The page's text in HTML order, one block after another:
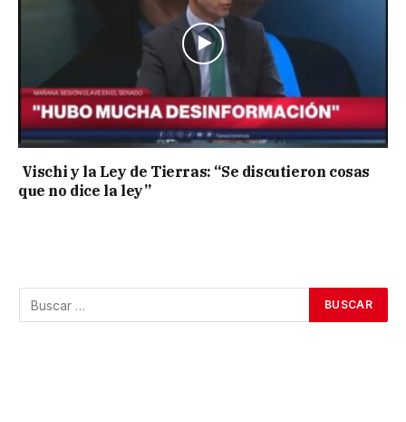
Vischi y la Ley de Tierras: “Se discutieron cosas
que no dice la ley”